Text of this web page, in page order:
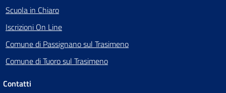
Scuola in Chiaro
Iscrizioni On Line
Comune di Passignano sul Trasimeno
Comune di Tuoro sul Trasimeno
Contatti